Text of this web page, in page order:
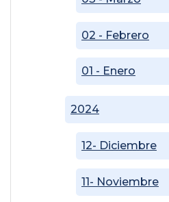
2024
11- Noviembre
12- Diciembre
01 - Enero
02 - Febrero